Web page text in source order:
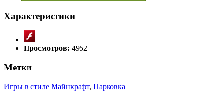
Характеристики
Просмотров: 4952
Метки
Игры в стиле Майнкрафт, Парковка